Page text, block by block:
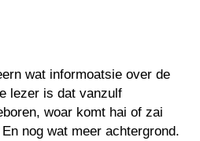
wat informoatsie over de
lezer is dat vanzulf
woar komt hai of zai
nog wat meer achtergrond.